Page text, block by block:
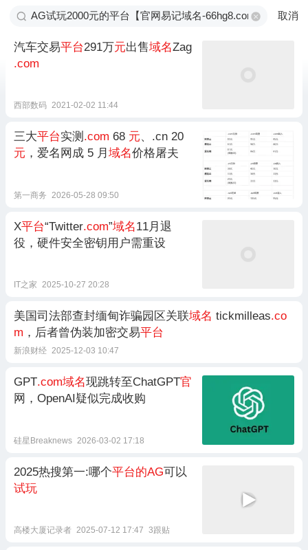
取消
汽车交易平台291万元出售域名Zag
.com
西部数码 2021-02-02 11:44
三大平台实测 .com 68 元、.cn 20
元 ，爱名网成 5 月 域名价格屠夫
第一商务 2026-05-28 09:50
X平台“Twitter.com”域名11月退
役，硬件安全密钥用户需重设
IT之家 2025-10-27 20:28
​美国司法部查封缅甸诈骗园区关联域名 tickmilleas.co
m ，后者曾伪装加密交易平台
新浪财经 2025-12-03 10:47
GPT.com域名现跳转至ChatGPT官
网，OpenAI疑似完成收购
硅星Breaknews 2026-03-02 17:18
2025热搜第一:哪个平台的AG可以
试玩
高楼大厦记录者 2025-07-12 17:47 3跟贴